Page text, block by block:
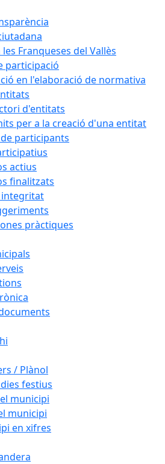
Franqueses del Vallès
participació
en l'elaboració de normativa
d'entitats
per a la creació d'una entitat
participants
actius
finalitzats
integritat
pràctiques
/ Plànol
festius
municipi
municipi
en xifres